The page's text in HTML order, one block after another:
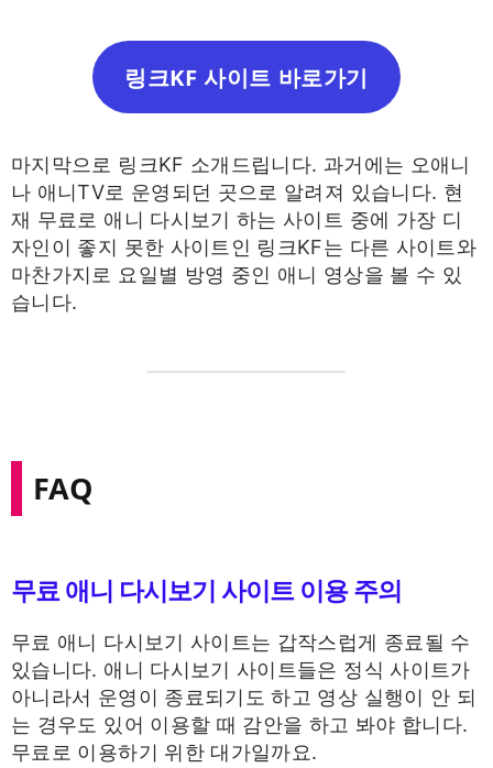
링크KF 사이트 바로가기
마지막으로 링크KF 소개드립니다. 과거에는 오애니
나 애니TV로 운영되던 곳으로 알려져 있습니다. 현
재 무료로 애니 다시보기 하는 사이트 중에 가장 디
자인이 좋지 못한 사이트인 링크KF는 다른 사이트와
마찬가지로 요일별 방영 중인 애니 영상을 볼 수 있
습니다.
FAQ
무료 애니 다시보기 사이트 이용 주의
무료 애니 다시보기 사이트는 갑작스럽게 종료될 수
있습니다. 애니 다시보기 사이트들은 정식 사이트가
아니라서 운영이 종료되기도 하고 영상 실행이 안 되
는 경우도 있어 이용할 때 감안을 하고 봐야 합니다.
무료로 이용하기 위한 대가일까요.